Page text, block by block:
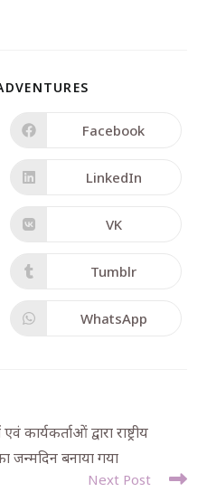
Facebook
LinkedIn
VK
Tumblr
WhatsApp
कार्यकर्ताओं द्वारा राष्ट्रीय
जन्मदिन बनाया गया
Next Post